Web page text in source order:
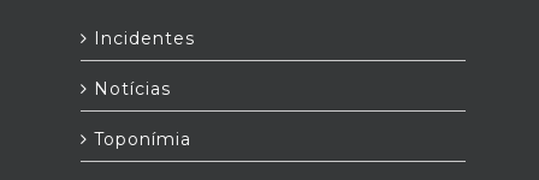
Incidentes
Notícias
Toponímia